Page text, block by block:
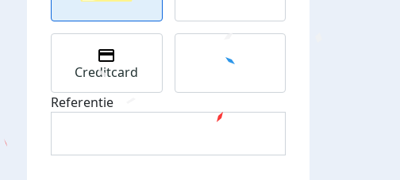
Creditcard
Referentie